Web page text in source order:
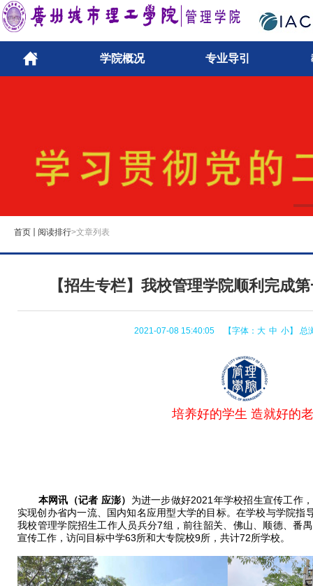
学院概况 专业导引
首页 阅读排行>文章列表
【招生专栏】我校管理学院顺利完成
2021-07-08 15:40:05 【字体： 大 中 小】 总
培养好的学生 造就好的
本网讯（记者 应澎） 为进一步做好2021年学校招生宣传工作
实现创办省内一流、国内知名应用型大学的目标。在学校与学院指
我校管理学院招生工作人员兵分7组，前往韶关、佛山、顺德、番
宣传工作，访问目标中学63所和大专院校9所，共计72所学校。